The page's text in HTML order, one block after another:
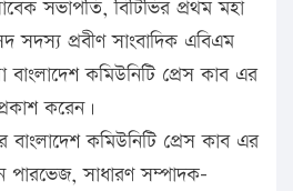
সভাপতি, বিটিভির প্রথম মহা
সদস্য প্রবীণ সাংবাদিক এবিএম
কমিউনিটি প্রেস কাব এর
করেন।
বাংলাদেশ কমিউনিটি প্রেস কাব এর
সাধারণ সম্পাদক-